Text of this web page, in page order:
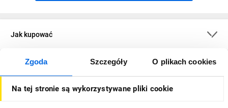
Zgoda Szczegóły O plikach cookies
Na tej stronie są wykorzystywane pliki cookie
Jak kupować
O firmie